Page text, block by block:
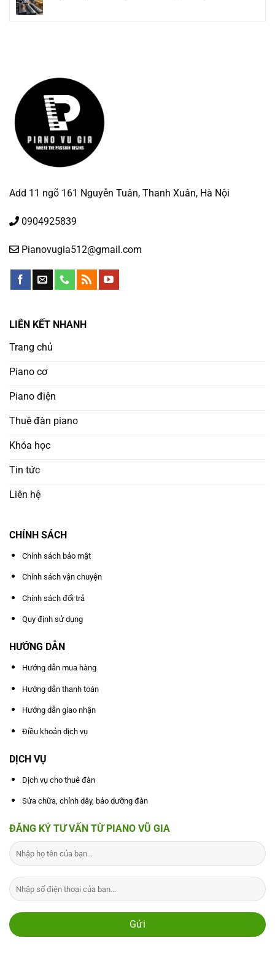
Add 11 ngõ 161 Nguyễn Tuân, Thanh Xuân, Hà Nội
0904925839
Pianovugia512@gmail.com
LIÊN KẾT NHANH
Trang chủ
Piano cơ
Piano điện
Thuê đàn piano
Khóa học
Tin tức
Liên hệ
CHÍNH SÁCH
Chính sách bảo mật
Chính sách vận chuyện
Chính sách đổi trả
Quy định sử dụng
HƯỚNG DẪN
Hướng dẫn mua hàng
Hướng dẫn thanh toán
Hướng dẫn giao nhận
Điều khoản dịch vụ
DỊCH VỤ
Dịch vụ cho thuê đàn
Sửa chữa, chỉnh dây, bảo dưỡng đàn
ĐĂNG KÝ TƯ VẤN TỪ PIANO VŨ GIA